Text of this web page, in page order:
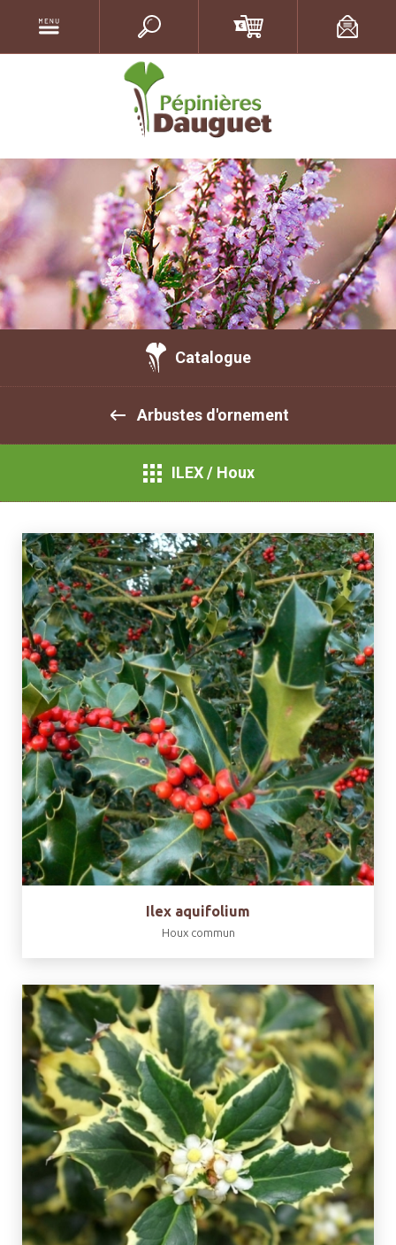
Catalogue
Arbustes d'ornement
ILEX / Houx
Ilex aquifolium
Houx commun